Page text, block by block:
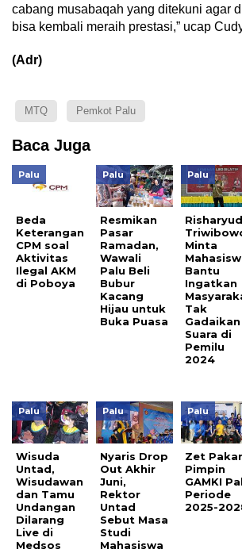
cabang musabaqah yang ditekuni agar
bisa kembali meraih prestasi,” ucap
(Adr)
MTQ Pemkot Palu
Baca Juga
Palu
Beda
Keterangan
CPM soal
Aktivitas
Ilegal AKM
di Poboya
Palu
Resmikan
Pasar
Ramadan,
Wawali
Palu Beli
Bubur
Kacang
Hijau untuk
Buka Puasa
Palu
Minta
Bantu
Ingatkan
Tak
Gadaikan
Suara di
Pemilu
2024
Palu
Wisuda
Untad,
Wisudawan
dan Tamu
Undangan
Dilarang
Live di
Medsos
Palu
Nyaris Drop
Out Akhir
Juni,
Rektor
Untad
Sebut Masa
Studi
Mahasiswa
Palu
Zet
Pimpin
GAMKI
Periode
2025-